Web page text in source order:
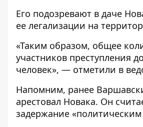
Его подозревают в даче
ее легализации на
«Таким образом, общее
участников преступления
человек», — отметили в
Напомним, ранее
арестовал Новака. Он
задержание «политическим